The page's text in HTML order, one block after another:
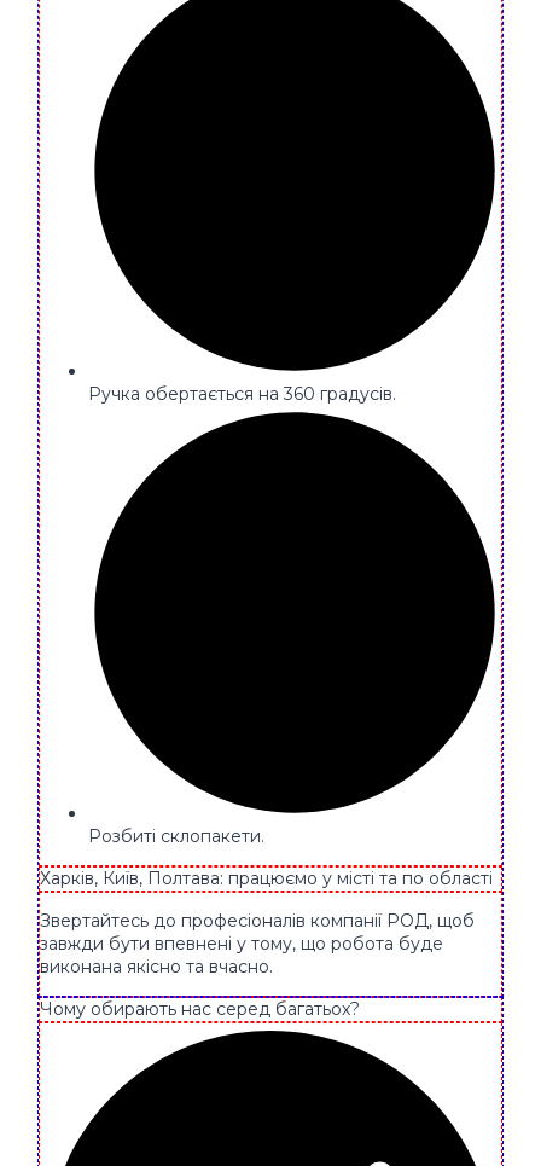
Ручка обертається на 360 градусів.
Розбиті склопакети.
Харків, Київ, Полтава: працюємо у місті та по області
Звертайтесь до професіоналів компанії РОД, щоб
завжди бути впевнені у тому, що робота буде
виконана якісно та вчасно.
Чому обирають нас серед багатьох?